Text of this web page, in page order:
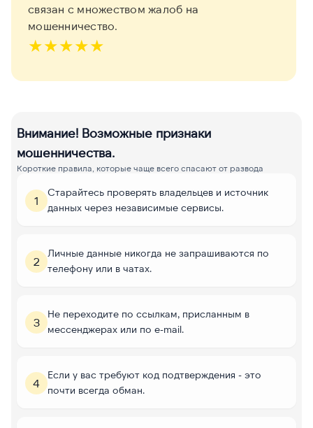
связан с множеством жалоб на
мошенничество.
★★★★★
Внимание! Возможные признаки
мошенничества.
Короткие правила, которые чаще всего спасают от развода
1
Старайтесь проверять владельцев и источник
данных через независимые сервисы.
2
Личные данные никогда не запрашиваются по
телефону или в чатах.
3
Не переходите по ссылкам, присланным в
мессенджерах или по e-mail.
4
Если у вас требуют код подтверждения - это
почти всегда обман.